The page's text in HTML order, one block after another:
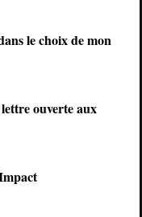
le choix de mon
ouverte aux